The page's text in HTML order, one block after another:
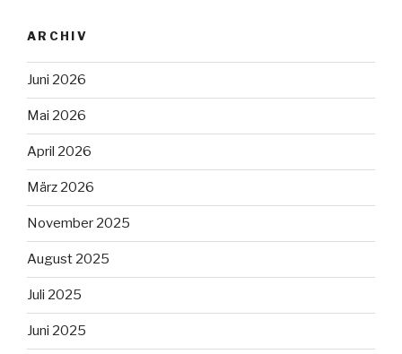
ARCHIV
Juni 2026
Mai 2026
April 2026
März 2026
November 2025
August 2025
Juli 2025
Juni 2025